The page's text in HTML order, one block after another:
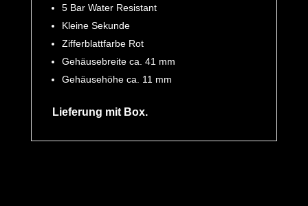
5 Bar Water Resistant
Kleine Sekunde
Zifferblattfarbe Rot
Gehäusebreite ca. 41 mm
Gehäusehöhe ca. 11 mm
Lieferung mit Box.